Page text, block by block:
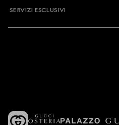
SERVIZI ESCLUSIVI